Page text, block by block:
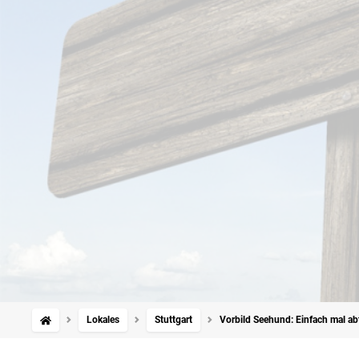
Lokales Stuttgart Vorbild Seehund: Einfach mal